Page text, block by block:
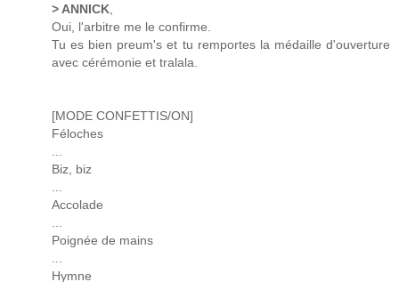
> ANNICK
Oui, l'arbitre me le confirme.
Tu es bien preum's et tu remportes la médaille d'ouverture
avec cérémonie et tralala.
[MODE CONFETTIS/ON]
Féloches
Biz, biz
Accolade
Poignée de mains
Hymne